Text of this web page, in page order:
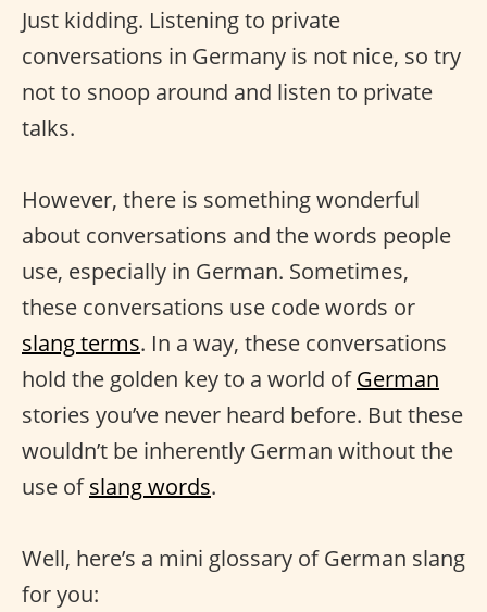
Just kidding. Listening to private
conversations in Germany is not nice, so try
not to snoop around and listen to private
talks.
However, there is something wonderful
about conversations and the words people
use, especially in German. Sometimes,
these conversations use code words or
slang terms. In a way, these conversations
hold the golden key to a world ofGerman
stories you’ve never heard before. But these
wouldn’t be inherently German without the
use ofslang words.
Well, here’s a mini glossary of German slang
for you: